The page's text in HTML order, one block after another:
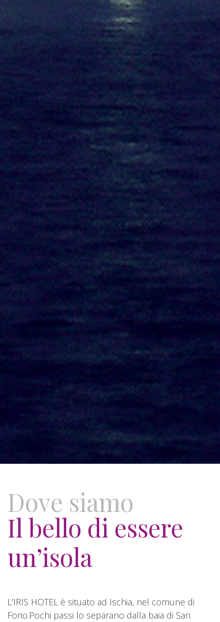
Dove siamo
Il bello di essere
un’isola
L’IRIS HOTEL è situato ad Ischia, nel comune di
Forio.Pochi passi lo separano dalla baia di San